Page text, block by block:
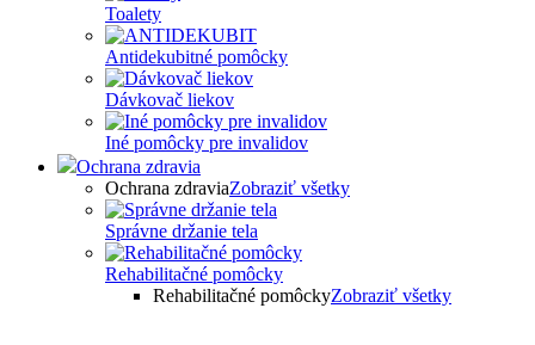
Toalety
Antidekubitné pomôcky
Dávkovač liekov
Iné pomôcky pre invalidov
Ochrana zdravia
Ochrana zdraviaZobraziť všetky
Správne držanie tela
Rehabilitačné pomôcky
Rehabilitačné pomôckyZobraziť všetky